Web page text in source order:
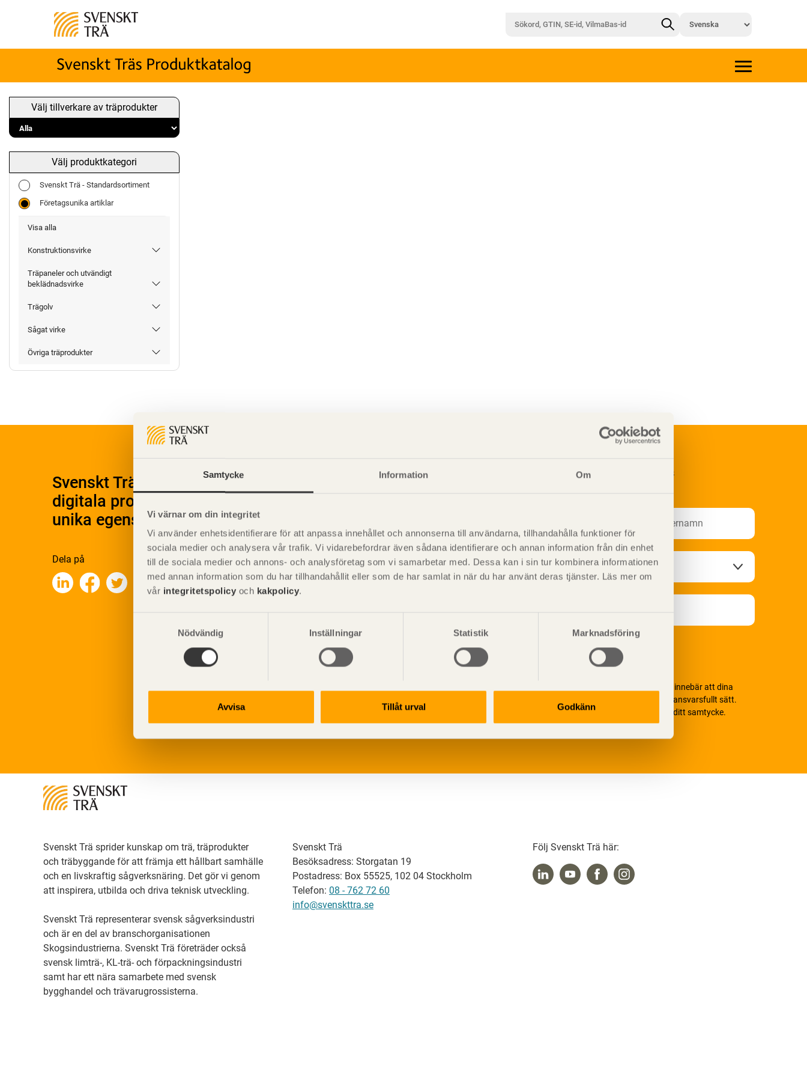
Samtycke Information Om
Vi värnar om din integritet
Vi använder enhetsidentifierare för att anpassa innehållet och annonserna till användarna, tillhandahålla funktioner för
sociala medier och analysera vår trafik. Vi vidarebefordrar även sådana identifierare och annan information från din enhet
till de sociala medier och annons- och analysföretag som vi samarbetar med. Dessa kan i sin tur kombinera informationen
med annan information som du har tillhandahållit eller som de har samlat in när du har använt deras tjänster. Läs mer om
vår integritetspolicy och kakpolicy.
Nödvändig
Inställningar Statistik Marknadsföring
Avvisa Tillåt urval Godkänn
Välj tillverkare av träprodukter
Välj produktkategori
Svenskt Trä - Standardsortiment
Företagsunika artiklar
Visa alla
Konstruktionsvirke
Träpaneler och utvändigt
beklädnadsvirke
Trägolv
Sågat virke
Övriga träprodukter
Svenskt Träs Produktkatalog är svensk sågverksnärings
digitala produktkatalog för att beskriva träprodukter och deras
unika egenskaper.
Dela på
Prenumerera på Svenskt Träs
Vi värnar om personlig integritet vilket innebär att dina
personuppgifter alltid hanteras på ett ansvarsfullt sätt.
Genom att klicka på skicka lämnar du ditt samtycke.
Läs vårintegritetspolicy.
Svenskt Trä sprider kunskap om trä, träprodukter
och träbyggande för att främja ett hållbart samhälle
och en livskraftig sågverksnäring. Det gör vi genom
att inspirera, utbilda och driva teknisk utveckling.
Svenskt Trä representerar svensk sågverksindustri
och är en del av branschorganisationen
Skogsindustrierna. Svenskt Trä företräder också
svensk limträ-, KL-trä- och förpackningsindustri
samt har ett nära samarbete med svensk
bygghandel och trävarugrossisterna.
Svenskt Trä
Besöksadress: Storgatan 19
Postadress: Box 55525, 102 04 Stockholm
Telefon: 08 - 762 72 60
info@svenskttra.se
Följ Svenskt Trä här: